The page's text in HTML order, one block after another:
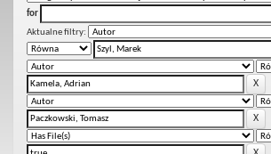
for
Aktualne filtry: